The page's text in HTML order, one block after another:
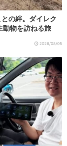
の絆。ダイレク
動物を訪ねる旅
2026/08/05